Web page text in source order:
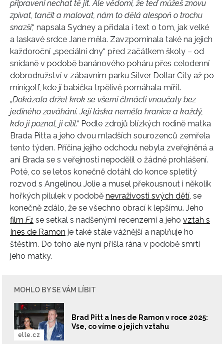
připraveni nechat tě jít. Ale vědomí, že teď můžeš znovu
zpívat, tančit a malovat, nám to dělá alespoň o trochu
snazší,“ napsala Sydney a přidala i text o tom, jak velké
a laskavé srdce Jane měla. Zavzpomínala také na jejich
každoroční „speciální dny“ před začátkem školy – od
snídaně v podobě banánového poháru přes celodenní
dobrodružství v zábavním parku Silver Dollar City až po
minigolf, kde jí babička trpělivě pomáhala mířit.
„Dokázala držet krok se všemi čtrnácti vnoučaty bez
jediného zaváhání. Její láska neměla hranice a každý,
kdo ji poznal, ji cítil.“ Podle zdrojů blízkých rodině matka
Brada Pitta a jeho dvou mladších sourozenců zemřela
tento týden. Příčina jejího odchodu nebyla zveřejněná a
ani Brada se s veřejností nepodělil o žádné prohlášení.
Poté, co se letos konečně dotáhl do konce spletitý
rozvod s Angelinou Jolie a musel překousnout i několik
hořkých pilulek v podobě nevraživosti svých dětí, se
konečně zdálo, že se všechno obrací k lepšímu. Jeho
film F1 se setkal s nadšenými recenzemi a jeho vztah s
Ines de Ramon je také stále vážnější a naplňuje ho
štěstím. Do toho ale nyní přišla rána v podobě smrti
jeho matky.
MOHLO BY SE VÁM LÍBIT
Brad Pitt a Ines de Ramon v roce 2025:
Vše, co víme o jejich vztahu
elle.cz